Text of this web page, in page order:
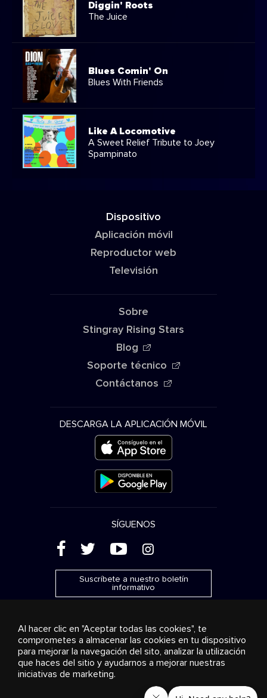
Diggin' Roots
The Juice
Blues Comin' On
Blues With Friends
Like A Locomotive
A Sweet Relief Tribute to Joey
Spampinato
Dispositivo
Aplicación móvil
Reproductor web
Televisión
Sobre
Stingray Rising Stars
Blog
Soporte técnico
Contáctanos
DESCARGA LA APLICACIÓN MÓVIL
SÍGUENOS
( ' + &
Suscríbete a nuestro boletín
informativo
Publicidad Transmisión y distribución
Productos de
consumo
Soluciones empresariales Radio
Sobre
nosotros
© 2018-2025 Stingray Group Inc. Todos los derechos
Al hacer clic en "Aceptar todas las cookies", te
comprometes a almacenar las cookies en tu dispositivo
para mejorar la navegación del sito, analizar la utilización
que haces del sitio y ayudarnos a mejorar nuestras
iniciativas de marketing.